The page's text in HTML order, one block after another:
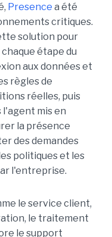
Presence a été
critiques.
solution pour
étape du
aux données et
règles de
réelles, puis
l'agent mis en
la présence
des demandes
politiques et les
l'entreprise.
le service client,
le traitement
le support